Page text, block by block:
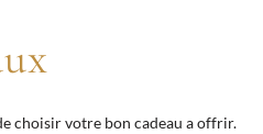
choisir votre bon cadeau a offrir.